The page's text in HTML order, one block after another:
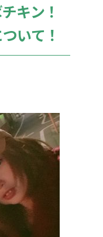
キン！
いて！